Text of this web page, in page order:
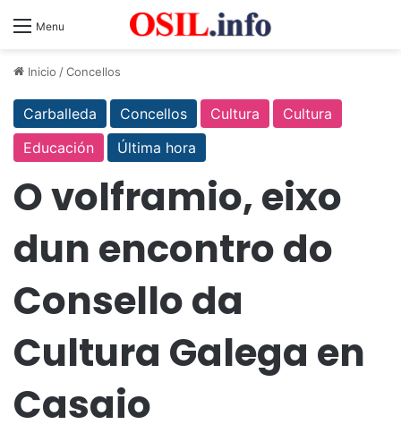
Menu
Inicio /Concellos
Carballeda Concellos Cultura
Cultura
Educación
Última hora
O volframio, eixo
dun encontro do
Consello da
Cultura Galega en
Casaio